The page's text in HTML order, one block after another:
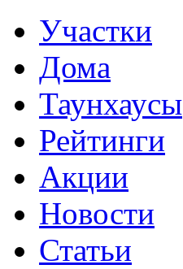
Участки
Дома
Таунхаусы
Рейтинги
Акции
Новости
Статьи